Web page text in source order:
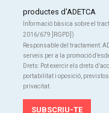
dissabte
24
set
productes d'ADETCA
Informació bàsica sobre el
2016/679 ]RGPD])
Responsable del tractament:
serveis per a la promoció
Drets: Pot exercir els drets
portabilitat i oposició, previstos
privacitat.